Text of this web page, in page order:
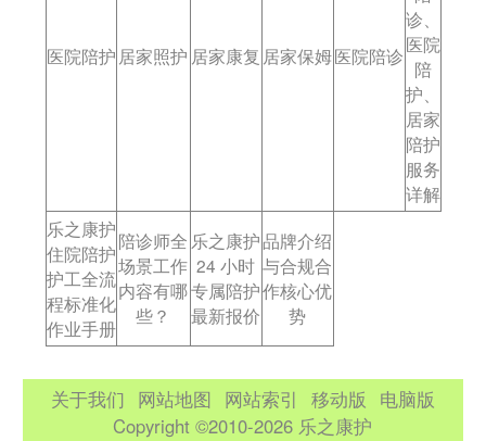
医院陪护 居家照护 居家康复 居家保姆医院陪诊
诊、
医院
陪
护、
居家
陪护
服务
详解
乐之康护
住院陪护
护工全流
程标准化
作业手册
陪诊师全
场景工作
内容有哪
些？
乐之康护
24 小时
专属陪护
最新报价
品牌介绍
与合规合
作核心优
势
关于我们 网站地图 网站索引 移动版
电脑版
Copyright ©2010-2026 乐之康护